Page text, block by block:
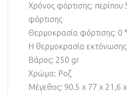
Χρόνος φόρτισης:
φόρτισης
Θερμοκρασία φόρτισης:
Η θερμοκρασία
Βάρος: 250 gr
Χρώμα: Ροζ
Μέγεθος: 90.5 x 77 x 21,6